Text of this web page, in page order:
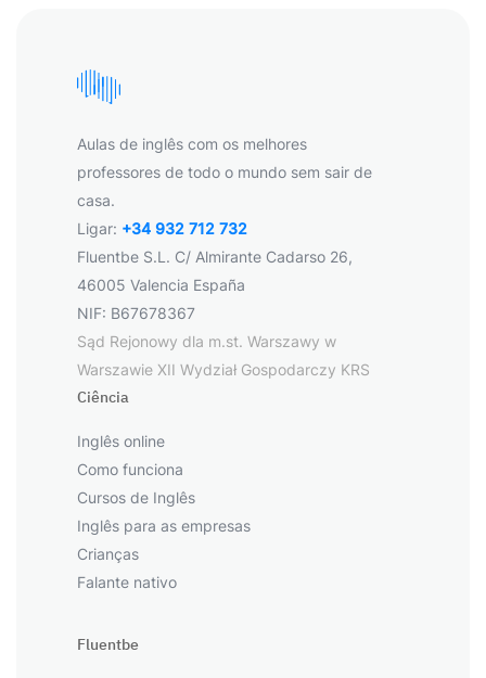
Aulas de inglês com os melhores
professores de todo o mundo sem sair de
casa.
Ligar: +34 932 712 732
Fluentbe S.L. C/ Almirante Cadarso 26,
46005 Valencia España
NIF: B67678367
Sąd Rejonowy dla m.st. Warszawy w
Warszawie XII Wydział Gospodarczy KRS
Ciência
Inglês online
Como funciona
Cursos de Inglês
Inglês para as empresas
Crianças
Falante nativo
Fluentbe